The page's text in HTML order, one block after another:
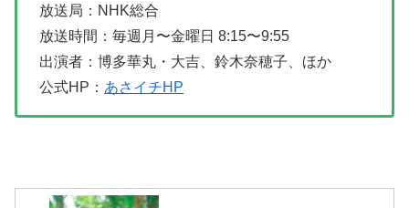
放送局：NHK総合
放送時間：毎週月〜金曜日 8:15〜9:55
出演者：博多華丸・大吉、鈴木奈穂子、ほか
公式HP： あさイチHP